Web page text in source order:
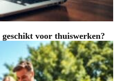
voor thuiswerken?